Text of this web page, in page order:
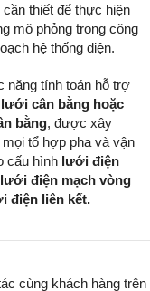
cần thiết để thực hiện
mô phỏng trong công
hệ thống điện.
năng tính toán hỗ trợ
cân bằng hoặc
bằng, được xây
tổ hợp pha và vận
cấu hình lưới điện
lưới điện mạch vòng
điện liên kết.
cùng khách hàng trên